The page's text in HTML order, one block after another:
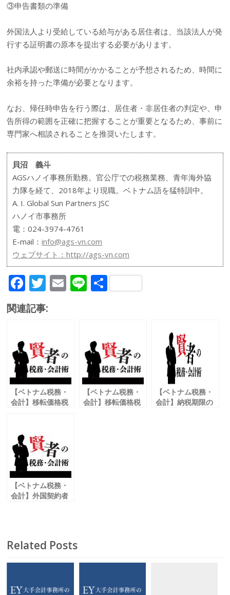
③申告書類の準備
外国法人より受給している給与がある居住者は、当該法人が発
行する証明書の原本を提出する必要があります。
社内承認や郵送に時間がかかることが予想されるため、時間に
余裕を持った準備が必要となります。
なお、帰任時申告を行う際は、居住者・非居住者の判定や、申
告所得の範囲を正確に把握することが重要となるため、事前に
専門家へ相談されることを推奨いたします。
貝沼 義斗
AGSハノイ事務所勤務。官公庁での税務業務、青年海外協
力隊を経て、2018年より現職。ベトナム語を猛特訓中。
A. I. Global Sun Partners JSC
ハノイ市事務所
電：024-3974-4761
E-mail：info@ags-vn.com
ウェブサイト：http://ags-vn.com
F
ac
e
o
o
k
T
itt
E Li 共
関連記事:
【ベトナム税務・
会計】移転価格税
格税制の概要
【ベトナム税務・
会計】移転価格税
【ベトナム税務・
会計】納税期限の
【ベトナム税務・
会計】外国契約者
Related Posts